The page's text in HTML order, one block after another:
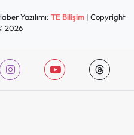
Yazılımı: TE Bilişim| Copyright
2026